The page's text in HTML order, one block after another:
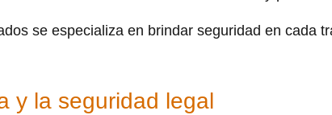
se especializa en brindar seguridad en cada
y la seguridad legal